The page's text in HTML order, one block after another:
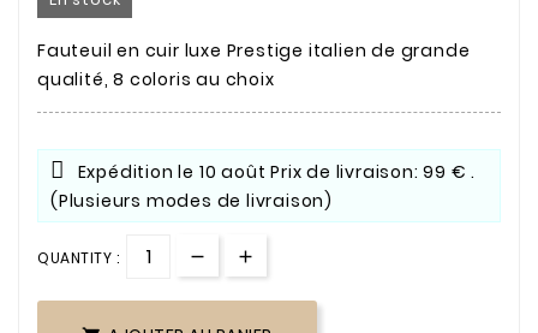
Fauteuil en cuir luxe Prestige italien de grande
qualité, 8 coloris au choix
Expédition le 10 aoûtPrix de livraison: 99 € .
(Plusieurs modes de livraison)
QUANTITY :